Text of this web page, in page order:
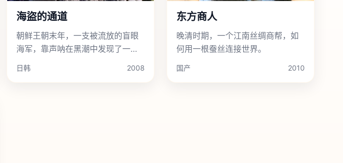
海盜的通道
朝鲜王朝末年，一支被流放的盲眼
海军，靠声呐在黑潮中发现了一条
联通倭寇老巢的神秘水道。
日韩 2008
东方商人
晚清时期，一个江南丝绸商帮，如
何用一根蚕丝连接世界。
国产 2010